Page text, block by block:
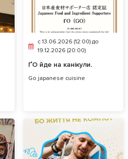
c 13.06.2026 (12:00) до
19.12.2026 (20:00)
ҐО йде на канікули.
Go japanese cuisine